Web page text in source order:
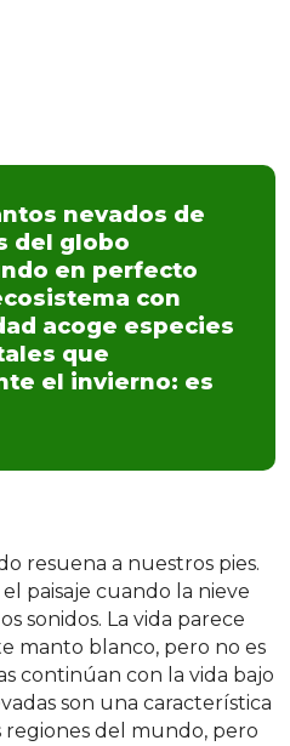
nevados de
del globo
en perfecto
con
acoge especies
que
el invierno: es
resuena a nuestros pies.
paisaje cuando la nieve
sonidos. La vida parece
manto blanco, pero no es
continúan con la vida bajo
son una característica
regiones del mundo, pero